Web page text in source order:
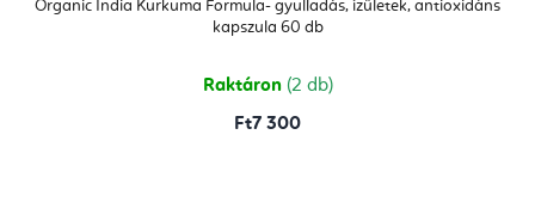
Organic India Kurkuma Formula- gyulladás, ízületek, antioxidáns
kapszula 60 db
Raktáron (2 db)
Ft7 300